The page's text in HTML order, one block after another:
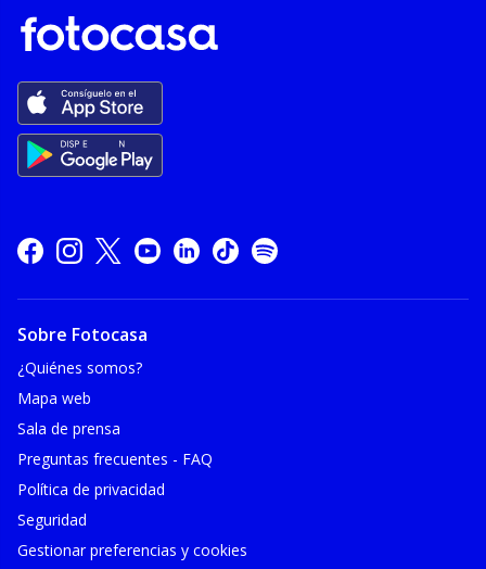
Sobre Fotocasa
¿Quiénes somos?
Mapa web
Sala de prensa
Preguntas frecuentes - FAQ
Política de privacidad
Seguridad
Gestionar preferencias y cookies